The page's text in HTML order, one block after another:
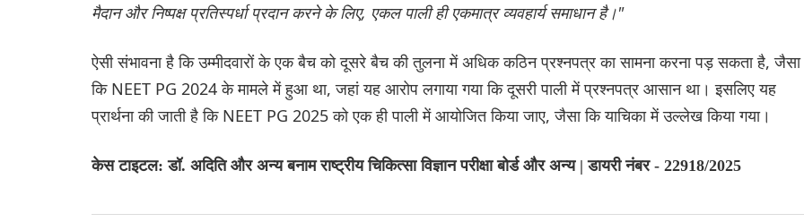
मैदान और निष्पक्ष प्रतिस्पर्धा प्रदान करने के लिए, एकल पाली ही एकमात्र व्यवहार्य समाधान है।"
ऐसी संभावना है कि उम्मीदवारों के एक बैच को दूसरे बैच की तुलना में अधिक कठिन प्रश्नपत्र का सामना करना पड़ सकता है, जैसा
कि NEET PG 2024 के मामले में हुआ था, जहां यह आरोप लगाया गया कि दूसरी पाली में प्रश्नपत्र आसान था। इसलिए यह
प्रार्थना की जाती है कि NEET PG 2025 को एक ही पाली में आयोजित किया जाए, जैसा कि याचिका में उल्लेख किया गया।
केस टाइटल: डॉ. अदिति और अन्य बनाम राष्ट्रीय चिकित्सा विज्ञान परीक्षा बोर्ड और अन्य | डायरी नंबर - 22918/2025